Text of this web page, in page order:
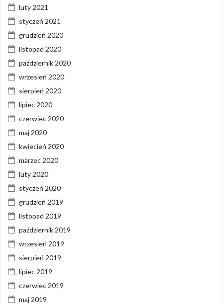
luty 2021
styczeń 2021
grudzień 2020
listopad 2020
październik 2020
wrzesień 2020
sierpień 2020
lipiec 2020
czerwiec 2020
maj 2020
kwiecień 2020
marzec 2020
luty 2020
styczeń 2020
grudzień 2019
listopad 2019
październik 2019
wrzesień 2019
sierpień 2019
lipiec 2019
czerwiec 2019
maj 2019